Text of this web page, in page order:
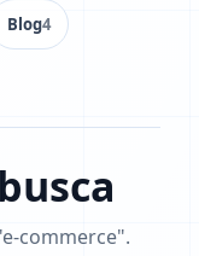
Blog4
commerce".